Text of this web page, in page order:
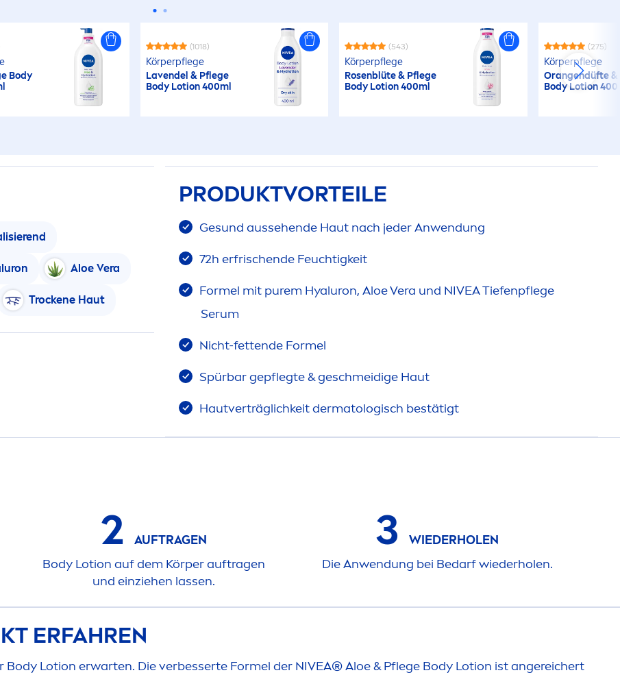
Body
(1018)
Körperpflege
Lavendel & Pflege
Body Lotion 400ml
(543)
Körperpflege
Rosenblüte & Pflege
Body Lotion 400ml
(275)
Körperpflege
Orangendüfte &
Body Lotion
isierend
Aloe Vera
Trockene Haut
PRODUKTVORTEILE
Gesund aussehende Haut nach jeder Anwendung
72h erfrischende Feuchtigkeit
Formel mit purem Hyaluron, Aloe Vera und NIVEATiefenpflege
Serum
Nicht-fettende Formel
Spürbar gepflegte & geschmeidige Haut
Hautverträglichkeit dermatologisch bestätigt
2
AUFTRAGEN
Body Lotion auf dem Körper auftragen
und einziehen lassen.
3
WIEDERHOLEN
Die Anwendung bei Bedarf wiederholen.
ERFAHREN
Body Lotion erwarten. Die verbesserte Formel der NIVEA® Aloe & Pflege Body Lotion ist angereichert